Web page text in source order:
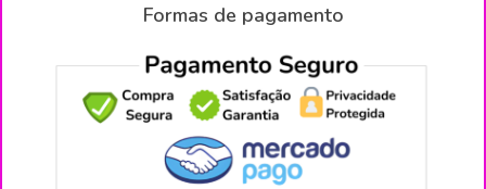
Formas de pagamento